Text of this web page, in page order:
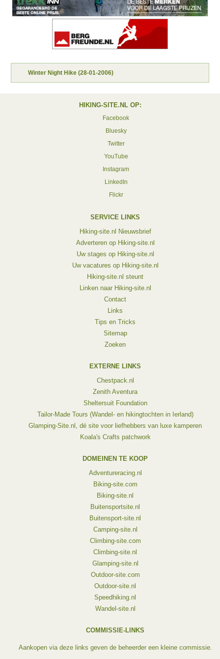
Winter Night Hike (28-01-2006)
HIKING-SITE.NL OP:
Facebook
Bluesky
Twitter
YouTube
Instagram
LinkedIn
Flickr
SERVICE LINKS
Hiking-site.nl Nieuwsbrief
Adverteren op Hiking-site.nl
Uw stages op Hiking-site.nl
Uw vacatures op Hiking-site.nl
Hiking-site.nl steunt
Linken naar Hiking-site.nl
Contact
Links
Tips en Tricks
Sitemap
Zoeken
EXTERNE LINKS
Chestpack.nl
Zenith Aventura
Sheltersuit Foundation
Tailor-Made Tours (Wandel- en hikingtochten in Ierland)
Glamping-Site.nl, dé site voor liefhebbers van luxe kamperen
Koala's Crafts patchwork
DOMEINEN TE KOOP
Adventureracing.nl
Biking-site.com
Biking-site.nl
Buitensportsite.nl
Buitensport-site.nl
Camping-site.nl
Climbing-site.com
Climbing-site.nl
Glamping-site.nl
Outdoor-site.com
Outdoor-site.nl
Speedhiking.nl
Wandel-site.nl
COMMISSIE-LINKS
Aankopen via deze links geven de beheerder een kleine commissie.